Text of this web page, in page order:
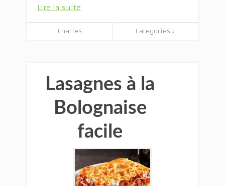
Lire la suite
Charles Categories ↓
Lasagnes à la
Bolognaise
facile